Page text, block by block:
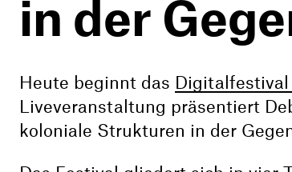
in der
Heute beginnt das
Liveveranstaltung präsentiert
koloniale Strukturen in der